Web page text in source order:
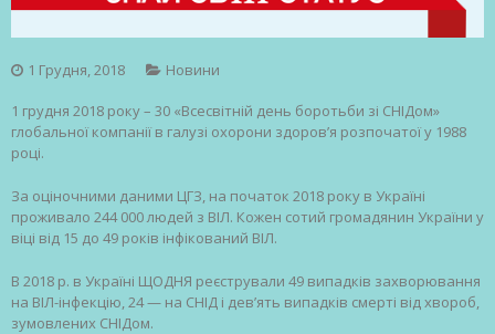
1 Грудня, 2018 Новини
1 грудня 2018 року – 30 «Всесвітній день боротьби зі СНІДом»
глобальної компанії в галузі охорони здоров’я розпочатої у 1988
році.
За оціночними даними ЦГЗ, на початок 2018 року в Україні
проживало 244 000 людей з ВІЛ. Кожен сотий громадянин України у
віці від 15 до 49 років інфікований ВІЛ.
В 2018 р. в Україні ЩОДНЯ реєстрували 49 випадків захворювання
на ВІЛ-інфекцію, 24 — на СНІД і дев’ять випадків смерті від хвороб,
зумовлених СНІДом.